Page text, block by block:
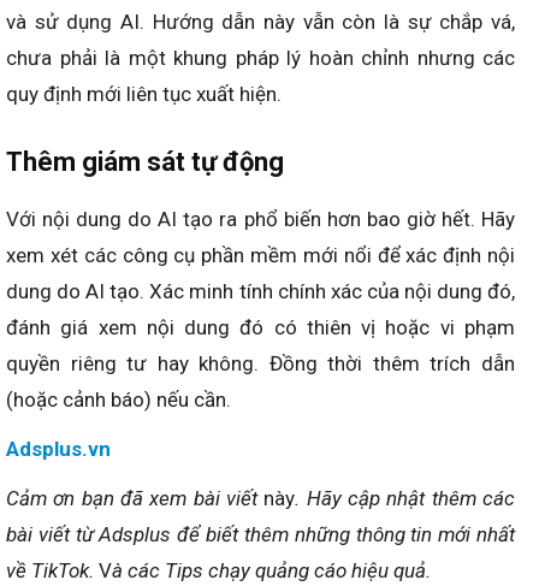
và sử dụng AI. Hướng dẫn này vẫn còn là sự chắp vá,
chưa phải là một khung pháp lý hoàn chỉnh nhưng các
quy định mới liên tục xuất hiện.
Thêm giám sát tự động
Với nội dung do AI tạo ra phổ biến hơn bao giờ hết. Hãy
xem xét các công cụ phần mềm mới nổi để xác định nội
dung do AI tạo. Xác minh tính chính xác của nội dung đó,
đánh giá xem nội dung đó có thiên vị hoặc vi phạm
quyền riêng tư hay không. Đồng thời thêm trích dẫn
(hoặc cảnh báo) nếu cần.
Adsplus.vn
Cảm ơn bạn đã xem bài viết này. Hãy cập nhật thêm các
bài viết từ Adsplus để biết thêm những thông tin mới nhất
về TikTok. Và các Tips chạy quảng cáo hiệu quả.